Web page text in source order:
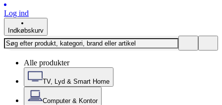
Log ind
Indkøbskurv
Alle produkter
TV, Lyd & Smart Home
Computer & Kontor